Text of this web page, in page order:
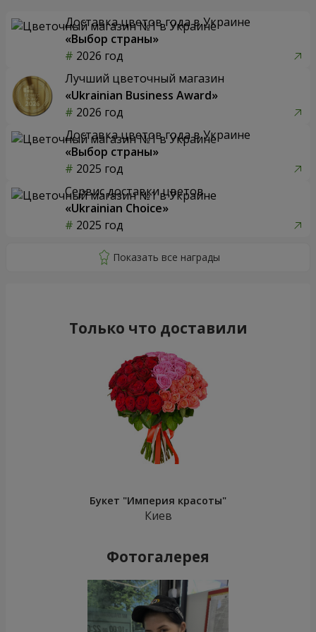
Доставка цветов года в Украине
«Выбор страны»
2026 год
Лучший цветочный магазин
«Ukrainian Business Award»
2026 год
Доставка цветов года в Украине
«Выбор страны»
2025 год
Сервис доставки цветов
«Ukrainian Choice»
2025 год
Только что доставили
Букет "Империя красоты"
Киев
Фотогалерея